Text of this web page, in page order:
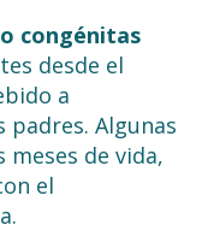
congénitas
desde el
a
padres. Algunas
de vida,
el